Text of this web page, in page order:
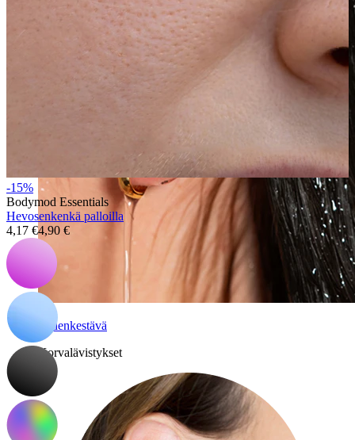
Vedenkestävä
Korvalävistykset
-15%
Bodymod Essentials
Hevosenkenkä palloilla
4,17 €4,90 €